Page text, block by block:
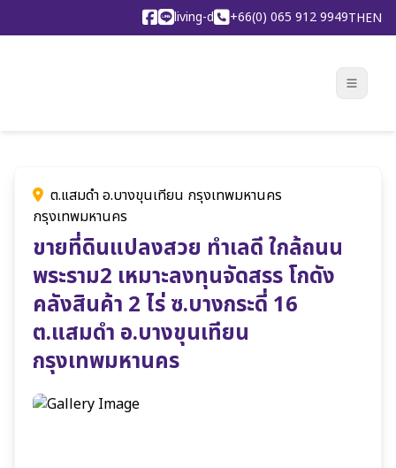
living-d +66(0) 065 912 9949THEN
ต.แสมดำ อ.บางขุนเทียน กรุงเทพมหานคร
กรุงเทพมหานคร
ขายที่ดินแปลงสวย ทำเลดี ใกล้ถนน
พระราม2 เหมาะลงทุนจัดสรร โกดัง
คลังสินค้า 2 ไร่ ซ.บางกระดี่ 16
ต.แสมดำ อ.บางขุนเทียน
กรุงเทพมหานคร